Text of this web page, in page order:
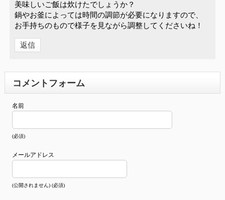
美味しいご飯は炊けたでしょうか？
鍋やお釜によっては時間の調節が必要になりますので、
お手持ちのもので様子を見ながら調整してくださいね！
返信
コメントフォーム
名前
(必須)
メールアドレス
(公開されません) (必須)